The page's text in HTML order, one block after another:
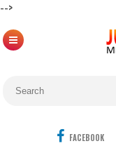
-->
FACEBOOK